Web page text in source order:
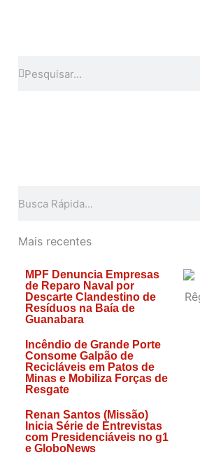
Mais recentes
MPF Denuncia Empresas
de Reparo Naval por
Descarte Clandestino de
Resíduos na Baía de
Guanabara
Incêndio de Grande Porte
Consome Galpão de
Recicláveis em Patos de
Minas e Mobiliza Forças de
Resgate
Renan Santos (Missão)
Inicia Série de Entrevistas
com Presidenciáveis no g1
e GloboNews